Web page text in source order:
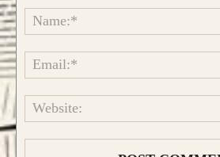
CONFIGURA E
TUO